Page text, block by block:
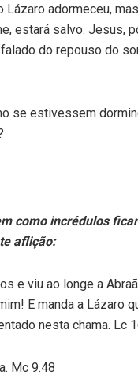
adormeceu,
estará salvo. Jesus,
do repouso do
se estivessem
como incrédulos
aflição:
e viu ao longe a
E manda a Lázaro
nesta chama. Lc
Mc 9.48